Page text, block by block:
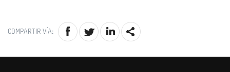
COMPARTIR VÍA: